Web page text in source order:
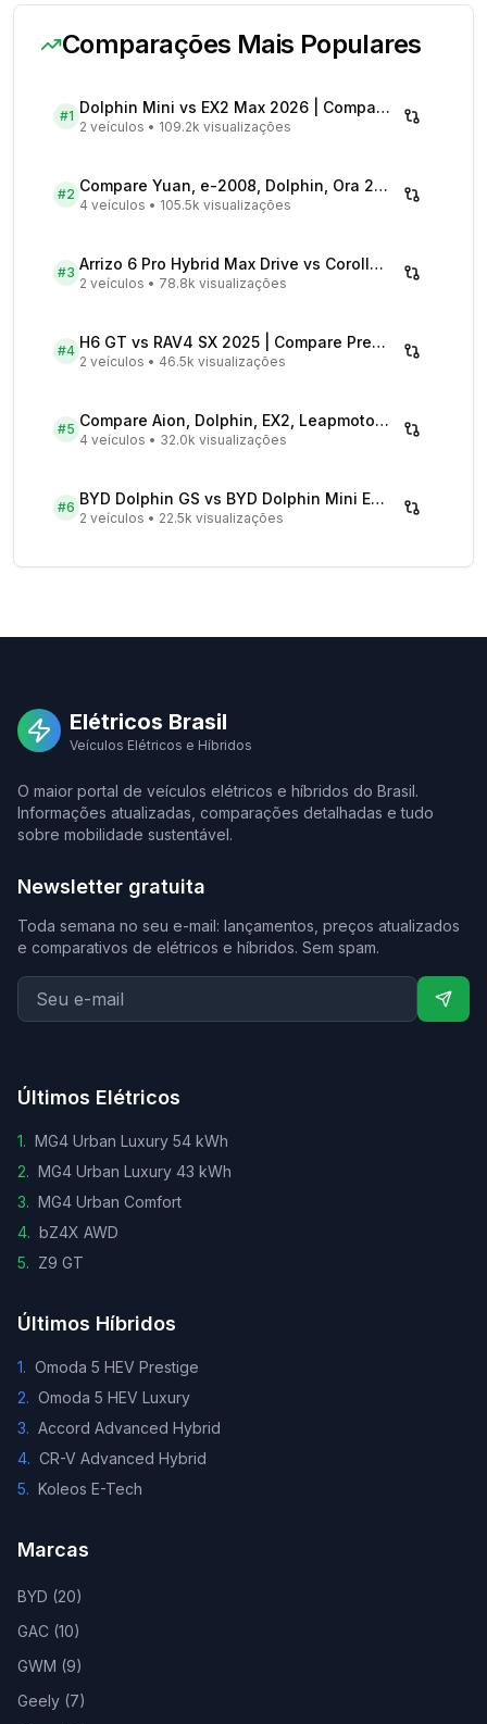
Comparações Mais Populares
#1 Dolphin Mini vs EX2 Max 2026 | Compare Preços
2 veículos • 109.2k visualizações
#2 Compare Yuan, e-2008, Dolphin, Ora 2026 | Veículos Elétricos
4 veículos • 105.5k visualizações
#3 Arrizo 6 Pro Hybrid Max Drive vs Corolla Cross XRX Hybrid - Comparativo Completo
2 veículos • 78.8k visualizações
#4 H6 GT vs RAV4 SX 2025 | Compare Preços
2 veículos • 46.5k visualizações
#5 Compare Aion, Dolphin, EX2, Leapmotor 2026 | Veículos Elétricos
4 veículos • 32.0k visualizações
#6 BYD Dolphin GS vs BYD Dolphin Mini EV - Comparativo Completo
2 veículos • 22.5k visualizações
Elétricos Brasil
Veículos Elétricos e Híbridos
O maior portal de veículos elétricos e híbridos do Brasil.
Informações atualizadas, comparações detalhadas e tudo
sobre mobilidade sustentável.
Newsletter gratuita
Toda semana no seu e-mail: lançamentos, preços atualizados
e comparativos de elétricos e híbridos. Sem spam.
Últimos Elétricos
1. MG4 Urban Luxury 54 kWh
2. MG4 Urban Luxury 43 kWh
3. MG4 Urban Comfort
4. bZ4X AWD
5. Z9 GT
Últimos Híbridos
1. Omoda 5 HEV Prestige
2. Omoda 5 HEV Luxury
3. Accord Advanced Hybrid
4. CR-V Advanced Hybrid
5. Koleos E-Tech
Marcas
BYD (20)
GAC (10)
GWM (9)
Geely (7)